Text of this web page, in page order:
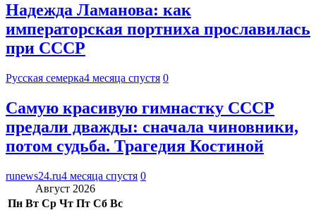
Надежда Ламанова: как
императорская портниха прославилась
при СССР
Русская семерка4 месяца спустя 0
Самую красивую гимнастку СССР
предали дважды: сначала чиновники,
потом судьба. Трагедия Костиной
runews24.ru4 месяца спустя 0
Август 2026
Пн Вт Ср Чт Пт Сб Вс